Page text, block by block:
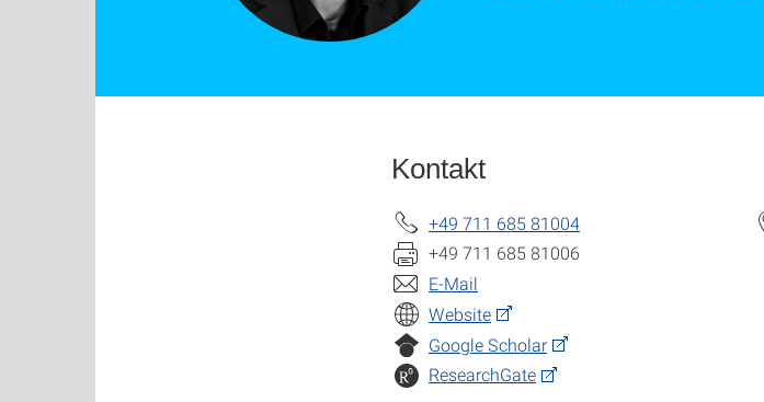
Kontakt
+49 711 685 81004
+49 711 685 81006
E-Mail
Website
Google Scholar
ResearchGate